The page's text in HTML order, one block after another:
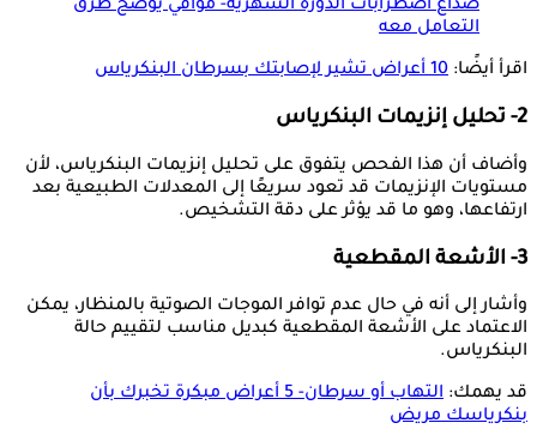
صداع اضطرابات الدورة الشهرية- موافي يوضح طرق
التعامل معه
اقرأ أيضًا: 10 أعراض تشير لإصابتك بسرطان البنكرياس
2- تحليل إنزيمات البنكرياس
وأضاف أن هذا الفحص يتفوق على تحليل إنزيمات البنكرياس، لأن
مستويات الإنزيمات قد تعود سريعًا إلى المعدلات الطبيعية بعد
ارتفاعها، وهو ما قد يؤثر على دقة التشخيص.
3- الأشعة المقطعية
وأشار إلى أنه في حال عدم توافر الموجات الصوتية بالمنظار، يمكن
الاعتماد على الأشعة المقطعية كبديل مناسب لتقييم حالة
البنكرياس.
قد يهمك:
التهاب أو سرطان- 5 أعراض مبكرة تخبرك بأن
بنكرياسك مريض